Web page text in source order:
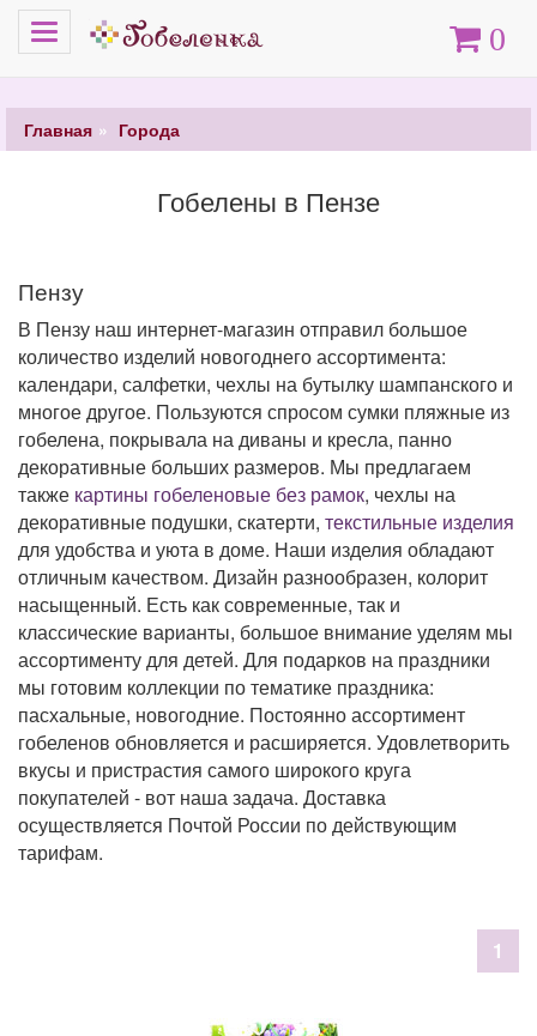
Меню Корзина
0
Главная Города
Гобелены в Пензе
Пензу
В Пензу наш интернет-магазин отправил большое
количество изделий новогоднего ассортимента:
календари, салфетки, чехлы на бутылку шампанского и
многое другое. Пользуются спросом сумки пляжные из
гобелена, покрывала на диваны и кресла, панно
декоративные больших размеров. Мы предлагаем
также картины гобеленовые без рамок, чехлы на
декоративные подушки, скатерти, текстильные изделия
для удобства и уюта в доме. Наши изделия обладают
отличным качеством. Дизайн разнообразен, колорит
насыщенный. Есть как современные, так и
классические варианты, большое внимание уделям мы
ассортименту для детей. Для подарков на праздники
мы готовим коллекции по тематике праздника:
пасхальные, новогодние. Постоянно ассортимент
гобеленов обновляется и расширяется. Удовлетворить
вкусы и пристрастия самого широкого круга
покупателей - вот наша задача. Доставка
осуществляется Почтой России по действующим
тарифам.
1